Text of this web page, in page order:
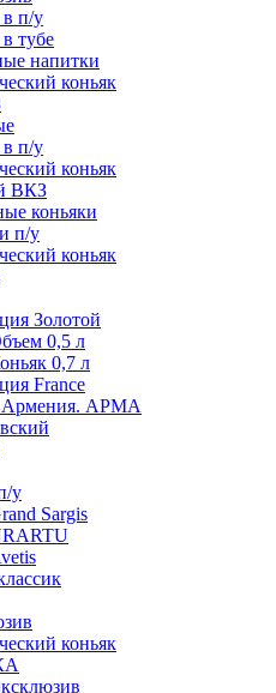
в п/у
тубе
напитки
коньяк
в п/у
коньяк
ВКЗ
коньяки
п/у
коньяк
Золотой
0,5 л
0,7 л
France
Армения. АРМА
у
Sargis
коньяк